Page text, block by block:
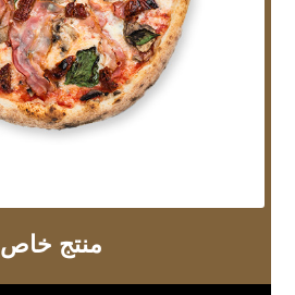
منتج خاص